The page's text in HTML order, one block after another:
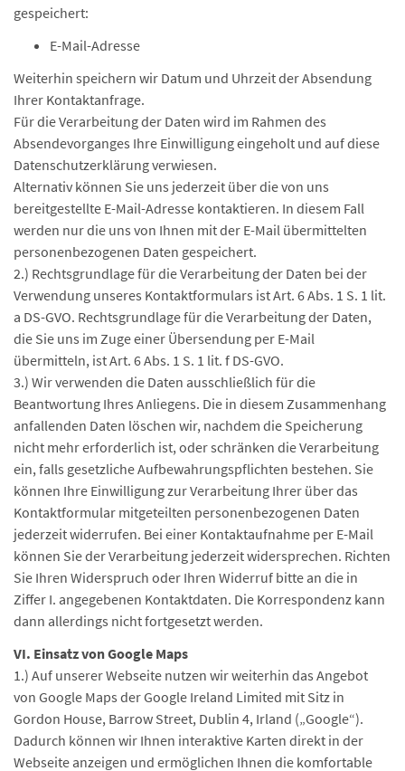
gespeichert:
E-Mail-Adresse
Weiterhin speichern wir Datum und Uhrzeit der Absendung
Ihrer Kontaktanfrage.
Für die Verarbeitung der Daten wird im Rahmen des
Absendevorganges Ihre Einwilligung eingeholt und auf diese
Datenschutzerklärung verwiesen.
Alternativ können Sie uns jederzeit über die von uns
bereitgestellte E-Mail-Adresse kontaktieren. In diesem Fall
werden nur die uns von Ihnen mit der E-Mail übermittelten
personenbezogenen Daten gespeichert.
2.) Rechtsgrundlage für die Verarbeitung der Daten bei der
Verwendung unseres Kontaktformulars ist Art. 6 Abs. 1 S. 1 lit.
a DS-GVO. Rechtsgrundlage für die Verarbeitung der Daten,
die Sie uns im Zuge einer Übersendung per E-Mail
übermitteln, ist Art. 6 Abs. 1 S. 1 lit. f DS-GVO.
3.) Wir verwenden die Daten ausschließlich für die
Beantwortung Ihres Anliegens. Die in diesem Zusammenhang
anfallenden Daten löschen wir, nachdem die Speicherung
nicht mehr erforderlich ist, oder schränken die Verarbeitung
ein, falls gesetzliche Aufbewahrungspflichten bestehen. Sie
können Ihre Einwilligung zur Verarbeitung Ihrer über das
Kontaktformular mitgeteilten personenbezogenen Daten
jederzeit widerrufen. Bei einer Kontaktaufnahme per E-Mail
können Sie der Verarbeitung jederzeit widersprechen. Richten
Sie Ihren Widerspruch oder Ihren Widerruf bitte an die in
Ziffer I. angegebenen Kontaktdaten. Die Korrespondenz kann
dann allerdings nicht fortgesetzt werden.
VI. Einsatz von Google Maps
1.) Auf unserer Webseite nutzen wir weiterhin das Angebot
von Google Maps der Google Ireland Limited mit Sitz in
Gordon House, Barrow Street, Dublin 4, Irland („Google“).
Dadurch können wir Ihnen interaktive Karten direkt in der
Webseite anzeigen und ermöglichen Ihnen die komfortable